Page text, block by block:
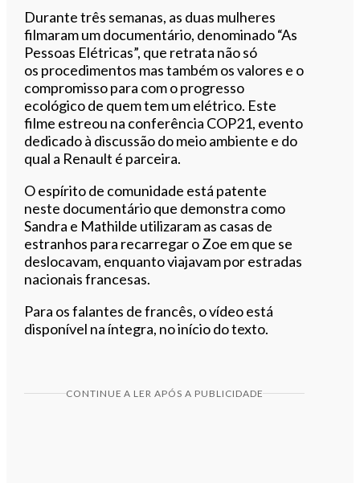
Durante três semanas, as duas mulheres
filmaram um documentário, denominado “As
Pessoas Elétricas”, que retrata não só
os procedimentos mas também os valores e o
compromisso para com o progresso
ecológico de quem tem um elétrico. Este
filme estreou na conferência COP21, evento
dedicado à discussão do meio ambiente e do
qual a Renault é parceira.
O espírito de comunidade está patente
neste documentário que demonstra como
Sandra e Mathilde utilizaram as casas de
estranhos para recarregar o Zoe em que se
deslocavam, enquanto viajavam por estradas
nacionais francesas.
Para os falantes de francês, o vídeo está
disponível na íntegra, no início do texto.
CONTINUE A LER APÓS A PUBLICIDADE